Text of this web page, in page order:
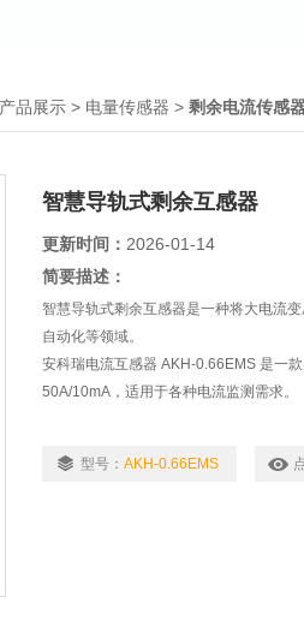
产品展示 > 电量传感器 > 剩余电流传感
智慧导轨式剩余互感器
更新时间： 2026-01-14
简要描述：
智慧导轨式剩余互感器是一种将大电流
自动化等领域。
安科瑞电流互感器 AKH-0.66EMS 是一
50A/10mA，适用于各种电流监测需求。
型号： AKH-0.66EMS